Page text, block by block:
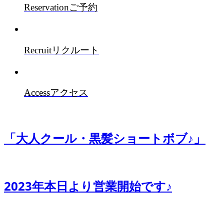
Reservationご予約
Recruitリクルート
Accessアクセス
「大人クール・黒髪ショートボブ♪」
2023年本日より営業開始です♪